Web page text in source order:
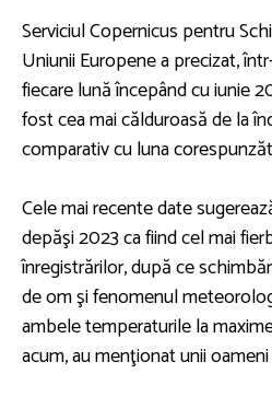
Serviciul Copernicus pentru
Uniunii Europene a precizat,
fiecare lună începând cu iunie
fost cea mai călduroasă de la
comparativ cu luna
Cele mai recente date
depăşi 2023 ca fiind cel mai
înregistrărilor, după ce
de om şi fenomenul
ambele temperaturile la
acum, au menţionat unii